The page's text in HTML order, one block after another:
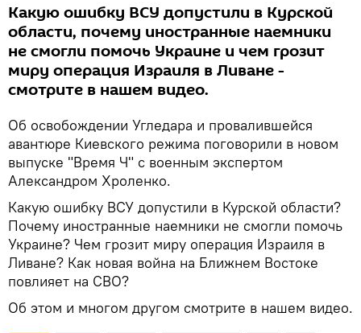
Какую ошибку ВСУ допустили в Курской
области, почему иностранные наемники
не смогли помочь Украине и чем грозит
миру операция Израиля в Ливане -
смотрите в нашем видео.
Об освобождении Угледара и провалившейся
авантюре Киевского режима поговорили в новом
выпуске "Время Ч" с военным экспертом
Александром Хроленко.
Какую ошибку ВСУ допустили в Курской области?
Почему иностранные наемники не смогли помочь
Украине? Чем грозит миру операция Израиля в
Ливане? Как новая война на Ближнем Востоке
повлияет на СВО?
Об этом и многом другом смотрите в нашем видео.